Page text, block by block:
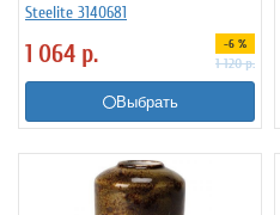
Steelite 3140681
1 064 р. -6 %
1 120р.
Выбрать